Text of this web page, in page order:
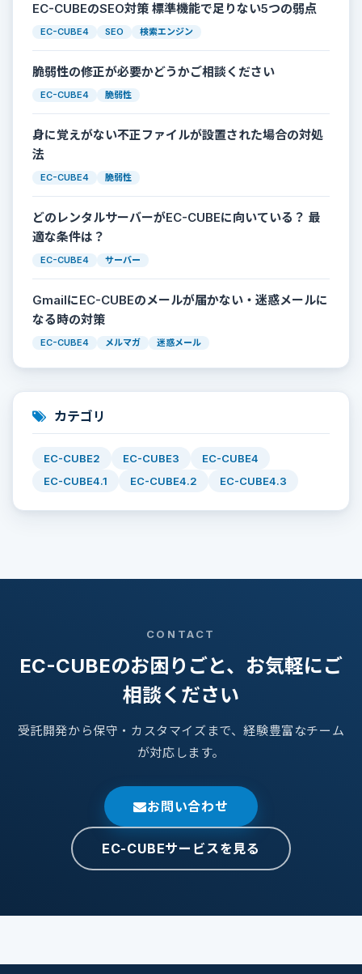
EC-CUBEのSEO対策 標準機能で足りない5つの弱点
EC-CUBE4 SEO 検索エンジン
脆弱性の修正が必要かどうかご相談ください
EC-CUBE4 脆弱性
身に覚えがない不正ファイルが設置された場合の対処
法
EC-CUBE4 脆弱性
どのレンタルサーバーがEC-CUBEに向いている？ 最
適な条件は？
EC-CUBE4 サーバー
GmailにEC-CUBEのメールが届かない・迷惑メールに
なる時の対策
EC-CUBE4 メルマガ 迷惑メール
カテゴリ
EC-CUBE2 EC-CUBE3
EC-CUBE4
EC-CUBE4.1
EC-CUBE4.2 EC-CUBE4.3
CONTACT
EC-CUBEのお困りごと、お気軽にご
相談ください
受託開発から保守・カスタマイズまで、経験豊富なチーム
が対応します。
お問い合わせ
EC-CUBEサービスを見る